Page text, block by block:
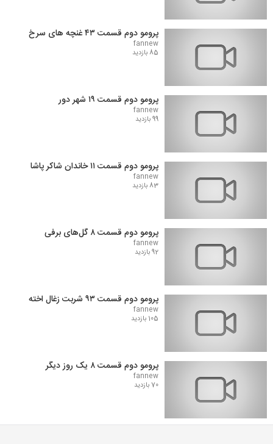
پرومو دوم قسمت ۴۳ غنچه های سرخ
fannew
85 بازدید
پرومو دوم قسمت ۱۹ شهر دور
fannew
99 بازدید
پرومو دوم قسمت ۱۱ خاندان شاکر پاشا
fannew
83 بازدید
پرومو دوم قسمت ۸ گل‌های برفی
fannew
92 بازدید
پرومو دوم قسمت ۹۳ شربت زغال اخته
fannew
105 بازدید
پرومو دوم قسمت ۸ یک روز دیگر
fannew
70 بازدید